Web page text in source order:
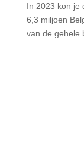
In 2023 kon je
6,3 miljoen
van de gehele